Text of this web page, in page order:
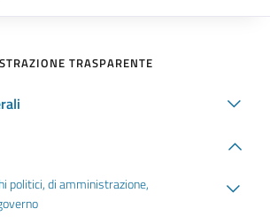
TRASPARENTE
politici, di amministrazione,